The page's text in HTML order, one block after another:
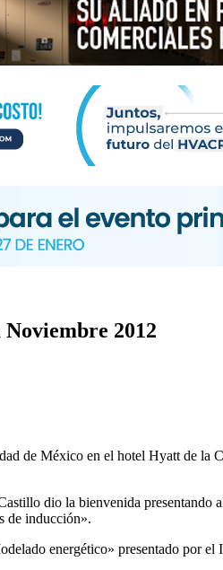
2012
de México en el hotel Hyatt de la
dio la bienvenida
de inducción».
energético» presentado por